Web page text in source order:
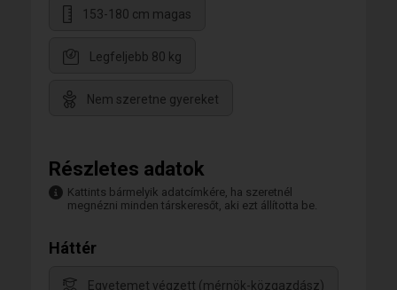
https://www.youtube.com/watch?v=EE-ZsGvUAR4
153-180 cm magas
Legfeljebb 80 kg
Nem szeretne gyereket
Részletes adatok
Kattints bármelyik adatcímkére, ha szeretnél
megnézni minden társkeresőt, aki ezt állította be.
Háttér
Egyetemet végzett (mérnök-közgazdász)